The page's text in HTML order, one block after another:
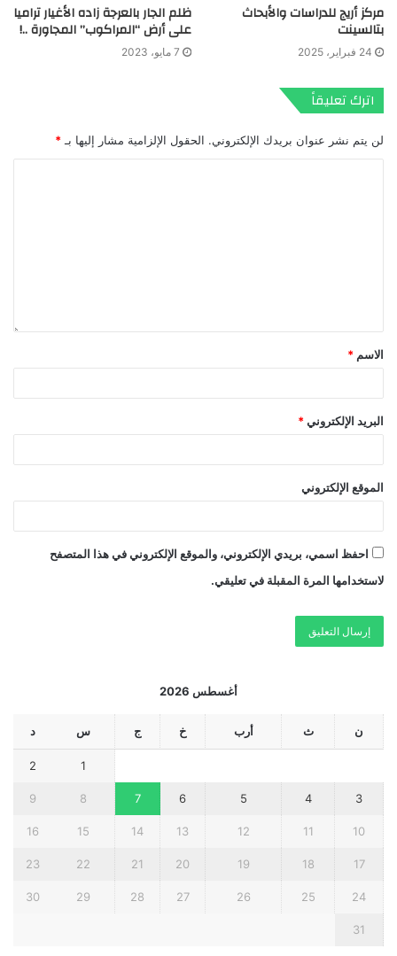
مركز أريج للدراسات والأبحاث
بتالسينت
24 فبراير، 2025
ظلم الجار بالعرجة زاده الأغيار تراميا
على أرض “المراكوب” المجاورة ..!
7 مايو، 2023
اترك تعليقاً
لن يتم نشر عنوان بريدك الإلكتروني. الحقول الإلزامية مشار إليها بـ *
الاسم *
البريد الإلكتروني *
الموقع الإلكتروني
احفظ اسمي، بريدي الإلكتروني، والموقع الإلكتروني في هذا المتصفح
لاستخدامها المرة المقبلة في تعليقي.
أغسطس 2026
ن ث أرب خ ج س د
1
2
3
4
5
6
7
8
9
10
11
12
13
14
15
16
17
18
19
20
21
22
23
24
25
26
27
28
29
30
31